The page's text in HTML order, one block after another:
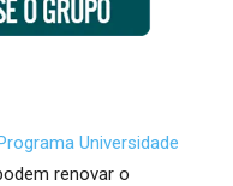
Universidade
renovar o